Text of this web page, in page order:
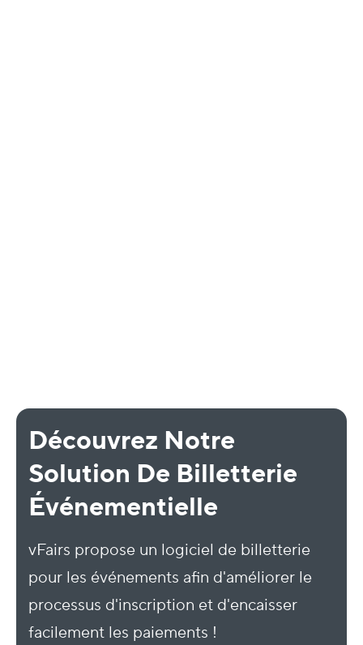
Découvrez Notre
Solution De Billetterie
Événementielle
vFairs propose un logiciel de billetterie
pour les événements afin d'améliorer le
processus d'inscription et d'encaisser
facilement les paiements !